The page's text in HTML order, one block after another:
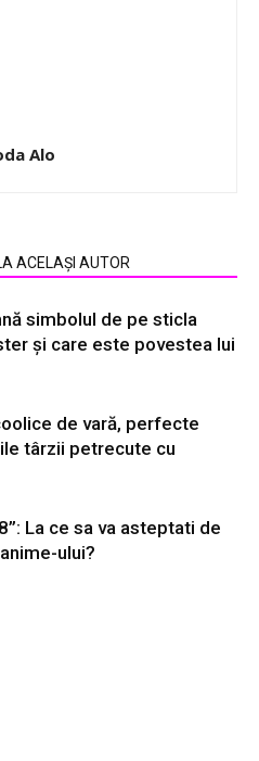
Alo
ACELAȘI AUTOR
simbolul de pe sticla
și care este povestea lui
de vară, perfecte
târzii petrecute cu
La ce sa va asteptati de
ului?